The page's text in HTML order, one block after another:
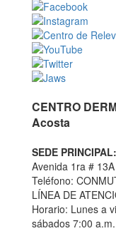
CENTRO
Acosta
SEDE PRINCIPAL:
Avenida 1ra # 13A
Teléfono:
LÍNEA DE
Horario: Lunes a
sábados 7:00